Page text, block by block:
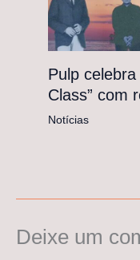
Pulp
Class” com
Notícias
Deixe um